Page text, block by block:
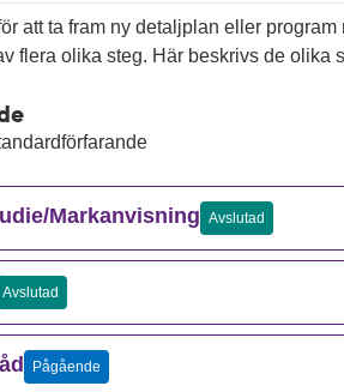
att ta fram ny detaljplan eller
flera olika steg. Här beskrivs de olika
Markanvisning Avslutad
Avslutad
Pågående